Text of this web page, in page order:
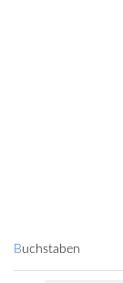
Buchstaben